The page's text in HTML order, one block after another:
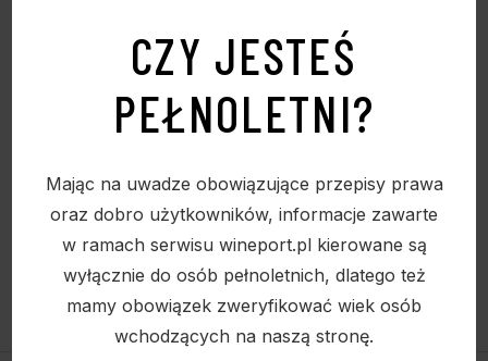
CZY JESTEŚ
PEŁNOLETNI?
Mając na uwadze obowiązujące przepisy prawa
oraz dobro użytkowników, informacje zawarte
w ramach serwisu wineport.pl kierowane są
wyłącznie do osób pełnoletnich, dlatego też
mamy obowiązek zweryfikować wiek osób
wchodzących na naszą stronę.